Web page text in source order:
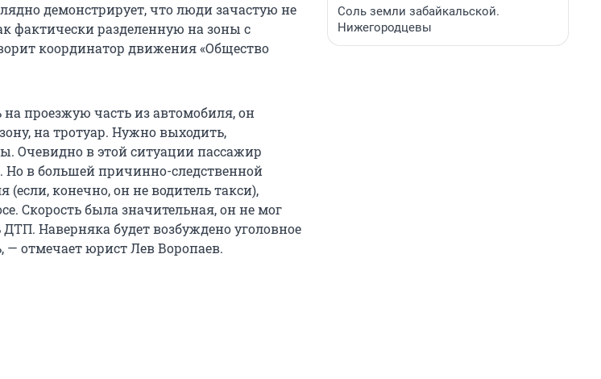
демонстрирует, что люди зачастую не
фактически разделенную на зоны с
координатор движения «Общество
проезжую часть из автомобиля, он
на тротуар. Нужно выходить,
Очевидно в этой ситуации пассажир
в большей причинно-следственной
(если, конечно, он не водитель такси),
Скорость была значительная, он не мог
Наверняка будет возбуждено уголовное
— отмечает юрист Лев Воропаев.
Соль земли забайкальской.
Нижегородцевы